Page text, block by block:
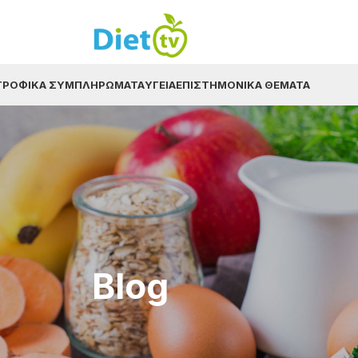
ΣΥΜΠΛΗΡΏΜΑΤΑΥΓΕΊΑΕΠΙΣΤΗΜΟΝΙΚΆ ΘΈΜΑΤΑ
Blog